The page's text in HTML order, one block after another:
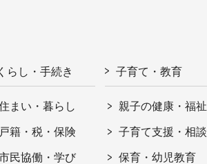
らし・手続き
まい・暮らし
戸籍・税・保険
民協働・学び
子育て・教育
親子の健康・福祉
子育て支援・相談
保育・幼児教育